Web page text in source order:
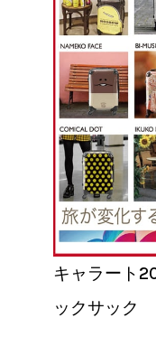
キャラート
ックサック